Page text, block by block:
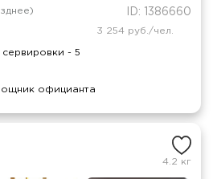
ID: 1386660
- 5
официанта
3 254 руб./чел.
4.2 кг